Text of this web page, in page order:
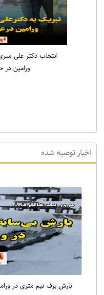
انتخاب دکتر علی
ورامین در
اخبار توصیه شده
بارش برف نیم متری در